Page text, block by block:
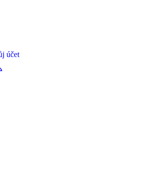
účet